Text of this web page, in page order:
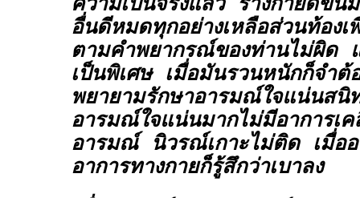
ความเป็นจริงแล้ว ร่างกายดีขึ้น
อื่นดีหมดทุกอย่างเหลือส่วนท้องเ
ตามคำพยากรณ์ของท่านไม่ผิด
เป็นพิเศษ เมื่อมันรวนหนักก็จำต้
พยายามรักษาอารมณ์ใจแน่นสนิ
อารมณ์ใจแน่นมากไม่มีอาการเค
อารมณ์ นิวรณ์เกาะไม่ติด เมื่อ
อาการทางกายก็รู้สึกว่าเบาลง